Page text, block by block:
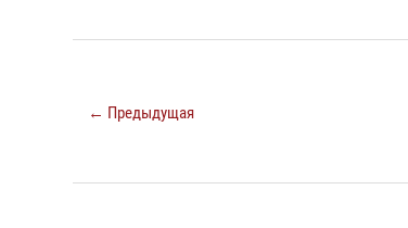
← Предыдущая